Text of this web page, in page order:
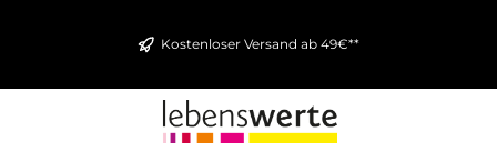
Kostenloser Versand ab 49€**